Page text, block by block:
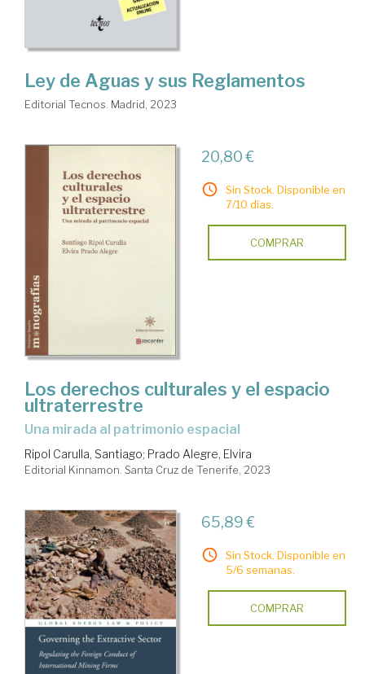
Ley de Aguas y sus Reglamentos
Editorial Tecnos. Madrid, 2023
20,80 €
Sin Stock. Disponible en
7/10 días.
COMPRAR
Los derechos culturales y el espacio
ultraterrestre
una mirada al patrimonio espacial
Ripol Carulla, Santiago; Prado Alegre, Elvira
Editorial Kinnamon. Santa Cruz de Tenerife, 2023
65,89 €
Sin Stock. Disponible en
5/6 semanas.
COMPRAR